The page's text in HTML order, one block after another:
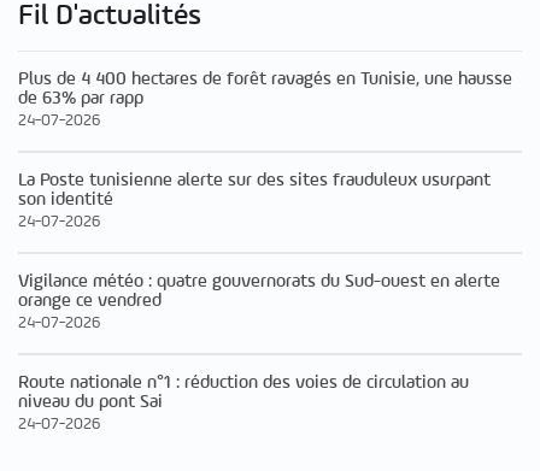
Fil D'actualités
Plus de 4 400 hectares de forêt ravagés en Tunisie, une hausse
de 63% par rapp
24-07-2026
La Poste tunisienne alerte sur des sites frauduleux usurpant
son identité
24-07-2026
Vigilance météo : quatre gouvernorats du Sud-ouest en alerte
orange ce vendred
24-07-2026
Route nationale n°1 : réduction des voies de circulation au
niveau du pont Sai
24-07-2026